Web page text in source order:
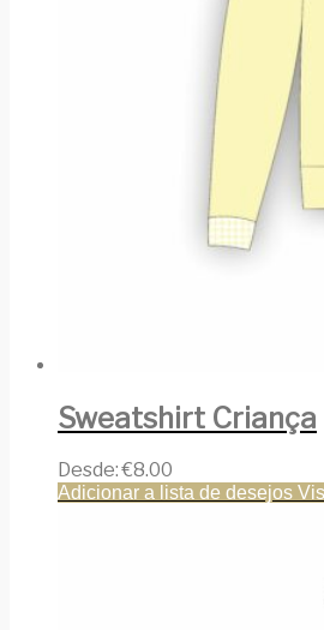
Sweatshirt Criança
Desde:€8.00
Adicionar a lista de desejos